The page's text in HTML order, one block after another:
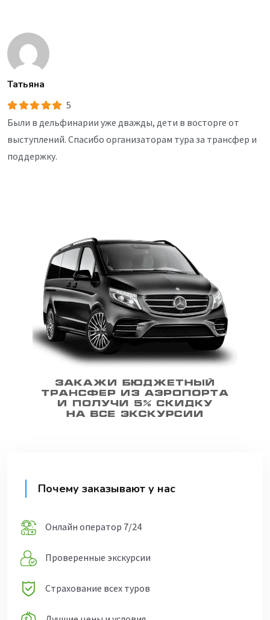
Татьяна
5
Были в дельфинарии уже дважды, дети в восторге от
выступлений. Спасибо организаторам тура за трансфер и
поддержку.
Почему заказывают у нас
Онлайн оператор 7/24
Проверенные экскурсии
Страхование всех туров